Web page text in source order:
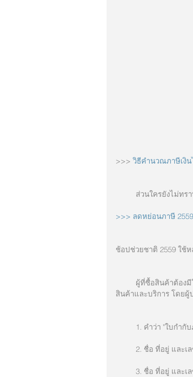
>>> วิธีคำนวณภาษีเงิ
ส่วนใ
>>> ลดหย่อนภาษี
ช้อปช่วยชาติ 2559 ใช้
สินค้าและบริการ โดยผู้
1. คำว่า
2. ชื่อ